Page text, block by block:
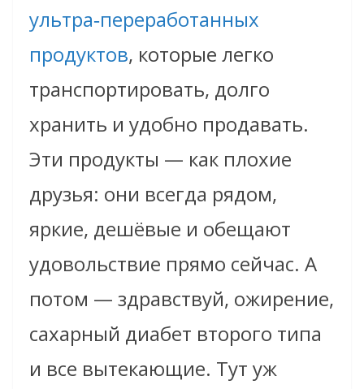
ультра‑переработанных
продуктов, которые легко
транспортировать, долго
хранить и удобно продавать.
Эти продукты — как плохие
друзья: они всегда рядом,
яркие, дешёвые и обещают
удовольствие прямо сейчас. А
потом — здравствуй, ожирение,
сахарный диабет второго типа
и все вытекающие. Тут уж